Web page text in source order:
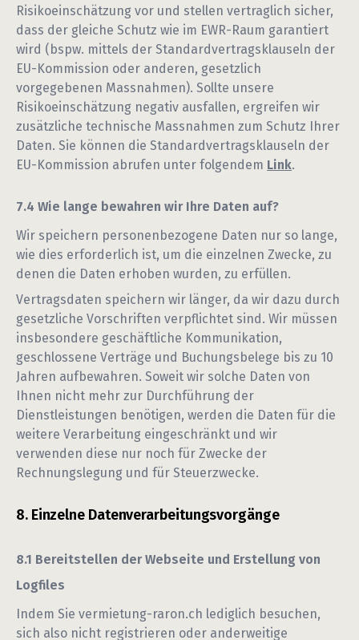
Risikoeinschätzung vor und stellen vertraglich sicher,
dass der gleiche Schutz wie im EWR-Raum garantiert
wird (bspw. mittels der Standardvertragsklauseln der
EU-Kommission oder anderen, gesetzlich
vorgegebenen Massnahmen). Sollte unsere
Risikoeinschätzung negativ ausfallen, ergreifen wir
zusätzliche technische Massnahmen zum Schutz Ihrer
Daten. Sie können die Standardvertragsklauseln der
EU-Kommission abrufen unter folgendem Link.
Wie lange bewahren wir Ihre Daten auf?
Wir speichern personenbezogene Daten nur so lange,
wie dies erforderlich ist, um die einzelnen Zwecke, zu
denen die Daten erhoben wurden, zu erfüllen.
Vertragsdaten speichern wir länger, da wir dazu durch
gesetzliche Vorschriften verpflichtet sind. Wir müssen
insbesondere geschäftliche Kommunikation,
geschlossene Verträge und Buchungsbelege bis zu 10
Jahren aufbewahren. Soweit wir solche Daten von
Ihnen nicht mehr zur Durchführung der
Dienstleistungen benötigen, werden die Daten für die
weitere Verarbeitung eingeschränkt und wir
verwenden diese nur noch für Zwecke der
Rechnungslegung und für Steuerzwecke.
Einzelne Datenverarbeitungsvorgänge
Bereitstellen der Webseite und Erstellung von
Logfiles
Indem Sie vermietung-raron.ch lediglich besuchen,
sich also nicht registrieren oder anderweitige